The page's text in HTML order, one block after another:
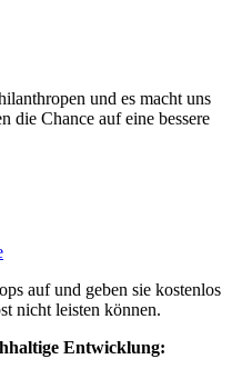
und es macht uns
die Chance auf eine bessere
auf und geben sie kostenlos
nicht leisten können.
Entwicklung: